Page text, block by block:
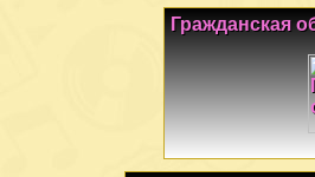
Гражданская